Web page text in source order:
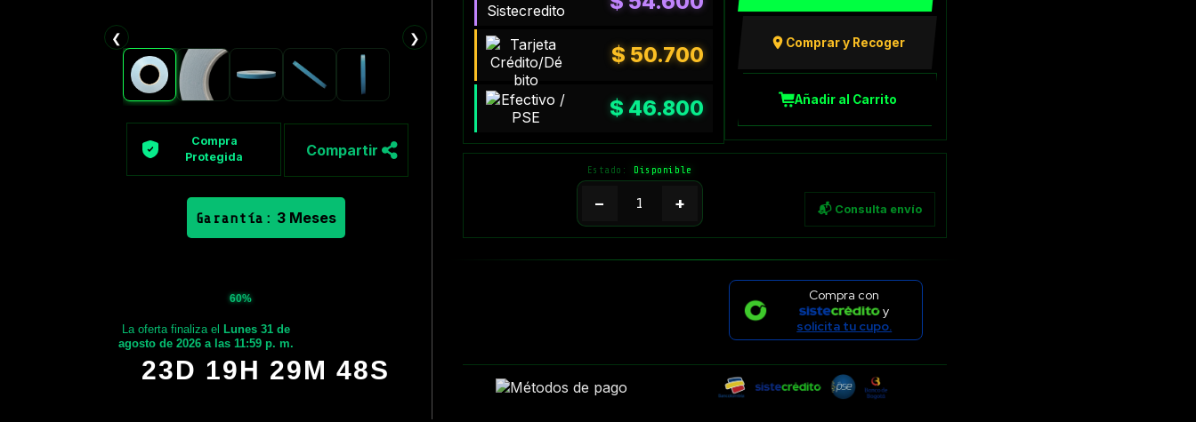
❮ ❯
Compra
Protegida
Compartir
Garantía: 3 Meses
60%
La oferta finaliza elLunes 31 de
agosto de 2026 a las 11:59 p. m.
23D 19H 29M 47S
$50.700
$ 46.800
Comprar y Recoger
Añadir al Carrito
Estado: Disponible
− + 📬 Consulta envío
Compra con
y
solicita tu cupo.